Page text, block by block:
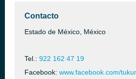
Contacto
Estado de México, México
Tel.: 922 162 47 19
Facebook: www.facebook.com/